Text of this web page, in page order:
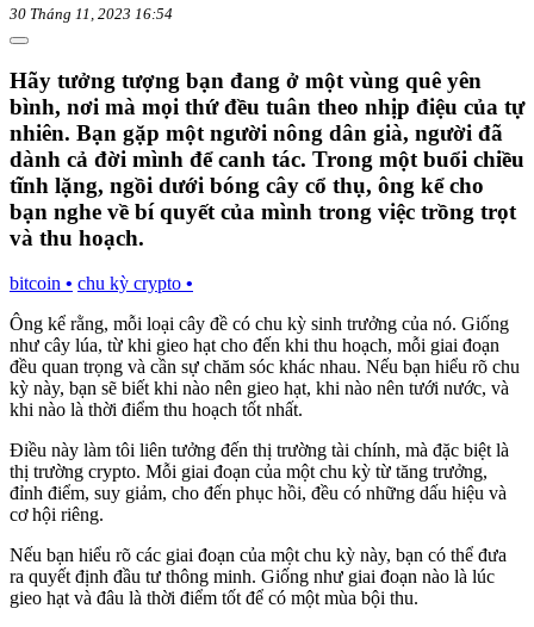
30 Tháng 11, 2023 16:54
Hãy tưởng tượng bạn đang ở một vùng quê yên
bình, nơi mà mọi thứ đều tuân theo nhịp điệu của tự
nhiên. Bạn gặp một người nông dân già, người đã
dành cả đời mình để canh tác. Trong một buổi chiều
tĩnh lặng, ngồi dưới bóng cây cổ thụ, ông kể cho
bạn nghe về bí quyết của mình trong việc trồng trọt
và thu hoạch.
bitcoin • chu kỳ crypto •
Ông kể rằng, mỗi loại cây đề có chu kỳ sinh trưởng của nó. Giống
như cây lúa, từ khi gieo hạt cho đến khi thu hoạch, mỗi giai đoạn
đều quan trọng và cần sự chăm sóc khác nhau. Nếu bạn hiểu rõ chu
kỳ này, bạn sẽ biết khi nào nên gieo hạt, khi nào nên tưới nước, và
khi nào là thời điểm thu hoạch tốt nhất.
Điều này làm tôi liên tưởng đến thị trường tài chính, mà đặc biệt là
thị trường crypto. Mỗi giai đoạn của một chu kỳ từ tăng trưởng,
đỉnh điểm, suy giảm, cho đến phục hồi, đều có những dấu hiệu và
cơ hội riêng.
Nếu bạn hiểu rõ các giai đoạn của một chu kỳ này, bạn có thể đưa
ra quyết định đầu tư thông minh. Giống như giai đoạn nào là lúc
gieo hạt và đâu là thời điểm tốt để có một mùa bội thu.